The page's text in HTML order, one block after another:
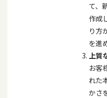
て、
作成
り方
を進
上質
お客
れた
かさ